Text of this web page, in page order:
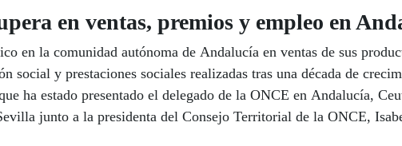
en ventas, premios y empleo en
en la comunidad autónoma de Andalucía en ventas de sus
social y prestaciones sociales realizadas tras una década de
ha estado presentado el delegado de la ONCE en Andalucía,
junto a la presidenta del Consejo Territorial de la ONCE,